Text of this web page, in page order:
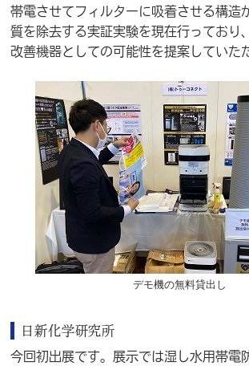
帯電させてフィルターに吸着させる構造
質を除去する実証実験を現在行っており
改善機器としての可能性を提案していた
デモ機の無料貸出し
日新化学研究所
今回初出展です。展示では湿し水用帯電